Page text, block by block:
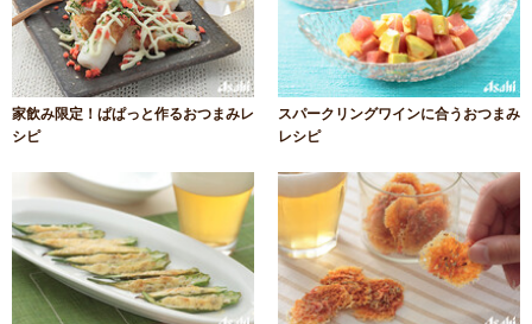
家飲み限定！ぱぱっと作るおつまみレ
シピ
スパークリングワインに合うおつまみ
レシピ